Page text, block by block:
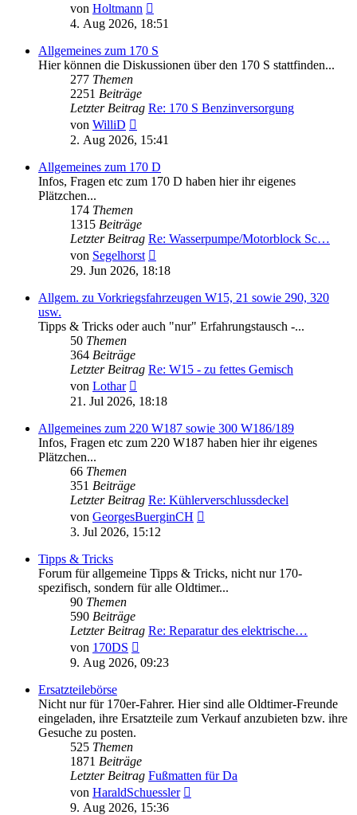
von Holtmann
Beitrag
4. Aug 2026, 18:51
Allgemeines zum 170 S
Hier können die Diskussionen über den 170 S stattfinden...
277 Themen
2251 Beiträge
Letzter Beitrag Re: 170 S Benzinversorgung
von WilliD
Beitrag
2. Aug 2026, 15:41
Allgemeines zum 170 D
Infos, Fragen etc zum 170 D haben hier ihr eigenes
Plätzchen...
174 Themen
1315 Beiträge
Letzter Beitrag Re: Wasserpumpe/Motorblock Sc…
von Segelhorst
Beitrag
29. Jun 2026, 18:18
Allgem. zu Vorkriegsfahrzeugen W15, 21 sowie 290, 320
usw.
Tipps & Tricks oder auch "nur" Erfahrungstausch -...
50 Themen
364 Beiträge
Letzter Beitrag Re: W15 - zu fettes Gemisch
von Lothar
Beitrag
21. Jul 2026, 18:18
Allgemeines zum 220 W187 sowie 300 W186/189
Infos, Fragen etc zum 220 W187 haben hier ihr eigenes
Plätzchen...
66 Themen
351 Beiträge
Letzter Beitrag Re: Kühlerverschlussdeckel
von GeorgesBuerginCH
3. Jul 2026, 15:12
Tipps & Tricks
Forum für allgemeine Tipps & Tricks, nicht nur 170-
spezifisch, sondern für alle Oldtimer...
90 Themen
590 Beiträge
Letzter Beitrag Re: Reparatur des elektrische…
von 170DS
Beitrag
9. Aug 2026, 09:23
Ersatzteilebörse
Nicht nur für 170er-Fahrer. Hier sind alle Oldtimer-Freunde
eingeladen, ihre Ersatzteile zum Verkauf anzubieten bzw. ihre
Gesuche zu posten.
525 Themen
1871 Beiträge
Letzter Beitrag Fußmatten für Da
von HaraldSchuessler
9. Aug 2026, 15:36